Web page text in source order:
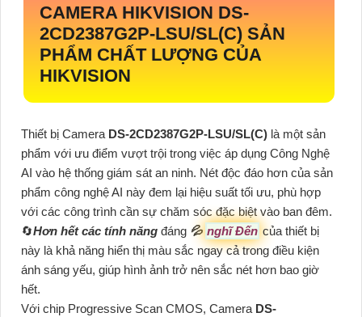
CAMERA HIKVISION DS-
2CD2387G2P-LSU/SL(C) SẢN
PHẨM CHẤT LƯỢNG CỦA
HIKVISION
Thiết bị Camera DS-2CD2387G2P-LSU/SL(C) là một sản
phẩm với ưu điểm vượt trội trong việc áp dụng Công Nghệ
AI vào hệ thống giám sát an ninh. Nét độc đáo hơn của sản
phẩm công nghệ AI này đem lại hiệu suất tối ưu, phù hợp
với các công trình cần sự chăm sóc đặc biệt vào ban đêm.
🔄Hơn hết các tính năng đáng 💦 nghĩ Đến của thiết bị
này là khả năng hiển thị màu sắc ngay cả trong điều kiện
ánh sáng yếu, giúp hình ảnh trở nên sắc nét hơn bao giờ
hết.
Với chip Progressive Scan CMOS, Camera DS-